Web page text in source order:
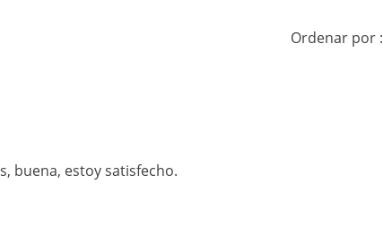
Ordenar por :
buena, estoy satisfecho.